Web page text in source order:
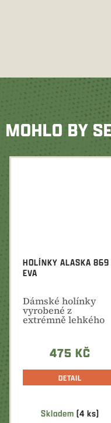
MOHLO BY
Skladem(4 ks)
HOLÍNKY ALASKA 869
EVA
Dámské holínky
vyrobené z
extrémně lehkého
475 KČ
DETAIL